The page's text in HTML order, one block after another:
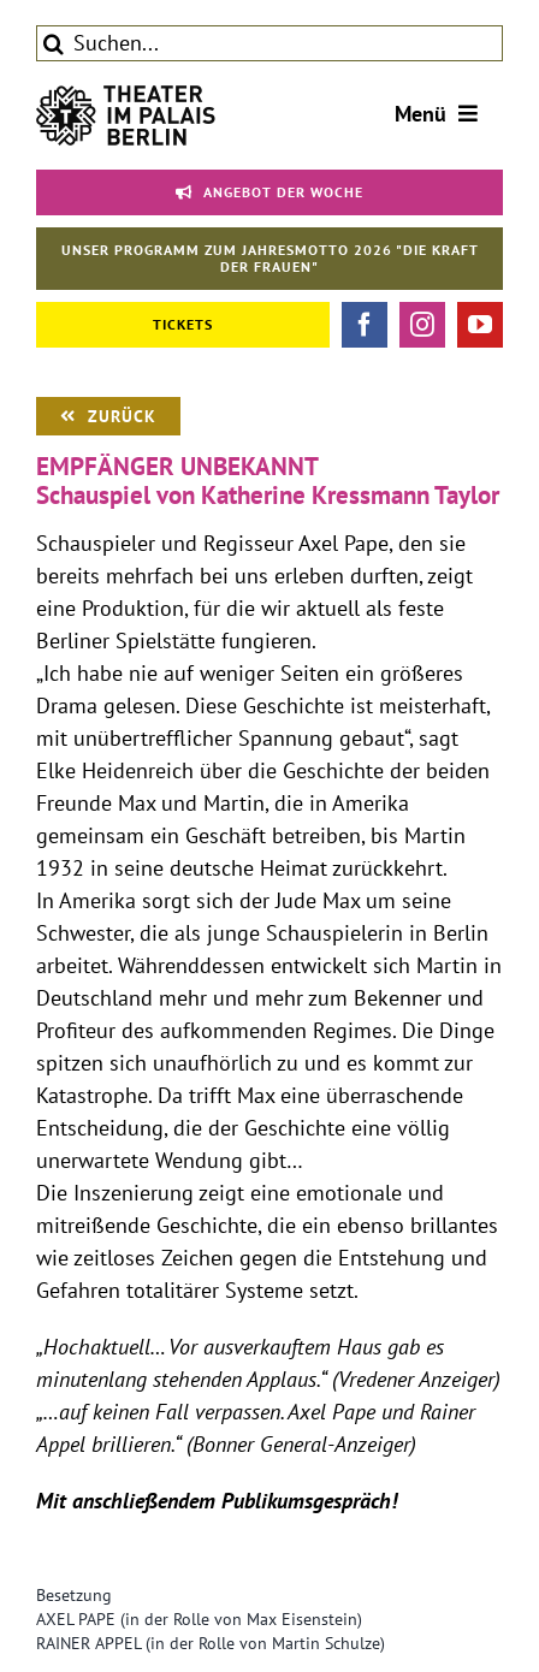
Inhalt
springen
Suche
Menü
Tickets
Theater
ANGEBOT DER WOCHE
UNSER PROGRAMM ZUM JAHRESMOTTO 2026 "DIE KRAFT
DER FRAUEN"
TICKETS
ZURÜCK
Besetzung
AXEL PAPE (in der Rolle von Max Eisenstein)
RAINER APPEL (in der Rolle von Martin Schulze)
EMPFÄNGER UNBEKANNT
Schauspiel von Katherine Kressmann Taylor
Schauspieler und Regisseur Axel Pape, den sie
bereits mehrfach bei uns erleben durften, zeigt
eine Produktion, für die wir aktuell als feste
Berliner Spielstätte fungieren.
„Ich habe nie auf weniger Seiten ein größeres
Drama gelesen. Diese Geschichte ist meisterhaft,
mit unübertrefflicher Spannung gebaut“, sagt
Elke Heidenreich über die Geschichte der beiden
Freunde Max und Martin, die in Amerika
gemeinsam ein Geschäft betreiben, bis Martin
1932 in seine deutsche Heimat zurückkehrt.
In Amerika sorgt sich der Jude Max um seine
Schwester, die als junge Schauspielerin in Berlin
arbeitet. Währenddessen entwickelt sich Martin in
Deutschland mehr und mehr zum Bekenner und
Profiteur des aufkommenden Regimes. Die Dinge
spitzen sich unaufhörlich zu und es kommt zur
Katastrophe. Da trifft Max eine überraschende
Entscheidung, die der Geschichte eine völlig
unerwartete Wendung gibt…
Die Inszenierung zeigt eine emotionale und
mitreißende Geschichte, die ein ebenso brillantes
wie zeitloses Zeichen gegen die Entstehung und
Gefahren totalitärer Systeme setzt.
„Hochaktuell… Vor ausverkauftem Haus gab es
minutenlang stehenden Applaus.“ (Vredener Anzeiger)
„…auf keinen Fall verpassen. Axel Pape und Rainer
Appel brillieren.“ (Bonner General-Anzeiger)
Mit anschließendem Publikumsgespräch!